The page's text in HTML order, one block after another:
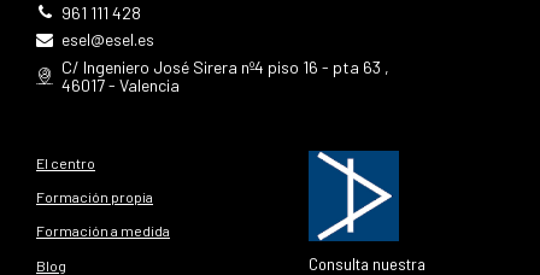
961 111 428
esel@esel.es
C/ Ingeniero José Sirera nº4 piso 16 - pta 63 ,
46017 - Valencia
El centro
Formación propia
Formación a medida
Blog Consulta nuestra